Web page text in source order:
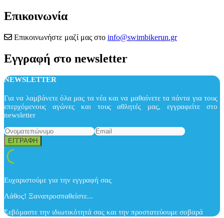
Επικοινωνία
Επικοινωνήστε μαζί μας στο info@swimbikerun.gr
Εγγραφή στο newsletter
NEWSLETTER
Για να λαμβάνετε όλα μας τα νέα και να μαθαίνετε τα πάντα για τους
επερχόμενους αγώνες και τους αθλητές μας, εγγραφείτε στο
newsletter
Ευχαριστούμε για την εγγραφή σας
Λάθος! Ξαναπροσπαθείστε...
Σεβόμαστε την ιδιωτικότητά σας και την προστατεύουμε σοβαρά